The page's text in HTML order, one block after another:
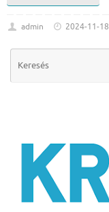
admin 2024-11-18